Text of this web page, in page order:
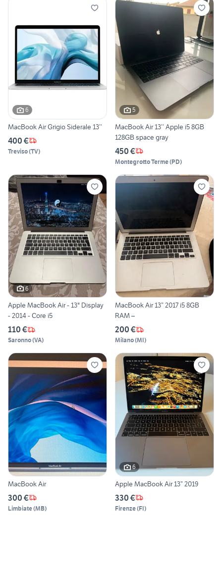
6
MacBook Air Grigio Siderale 13’’
400 €
Treviso(TV)
5
MacBook Air 13’’ Apple i5 8GB
128GB space gray
450 €
Montegrotto Terme(PD)
6
Apple MacBook Air - 13" Display
- 2014 - Core i5
110 €
Saronno(VA)
MacBook Air 13” 2017 i5 8GB
RAM –
200 €
Milano(MI)
MacBook Air
300 €
Limbiate(MB)
6
Apple MacBook Air 13” 2019
330 €
Firenze(FI)